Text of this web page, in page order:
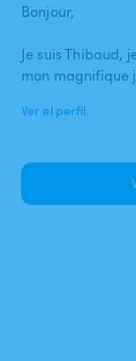
Bonjour,
Je suis Thibaud,
mon magnifique
Ver el perfil